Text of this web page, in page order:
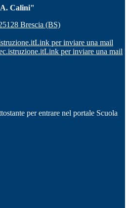
Calini"
Brescia (BS)
Link per inviare una mail
Link per inviare una mail
per entrare nel portale Scuola